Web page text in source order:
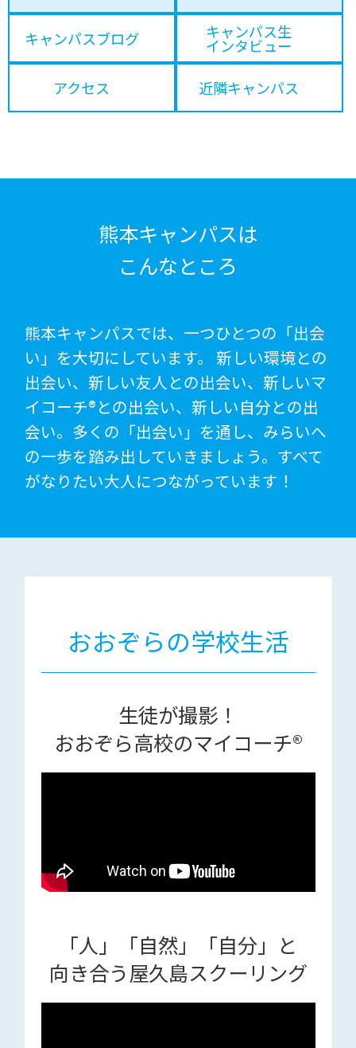
キャンパスブログ キャンパス生
インタビュー
アクセス 近隣キャンパス
熊本キャンパスは
こんなところ
熊本キャンパスでは、一つひとつの「出会
い」を大切にしています。 新しい環境との
出会い、新しい友人との出会い、新しいマ
イコーチ®との出会い、新しい自分との出
会い。多くの「出会い」を通し、みらいへ
の一歩を踏み出していきましょう。すべて
がなりたい大人につながっています！
おおぞらの学校生活
生徒が撮影！
おおぞら高校のマイコーチ®
「人」「自然」「自分」と
向き合う屋久島スクーリング